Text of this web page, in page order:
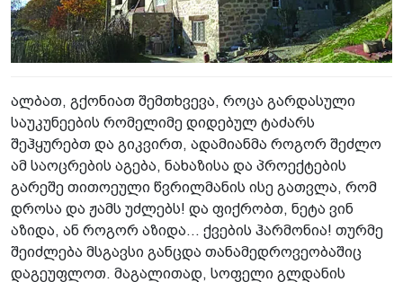
ალბათ, გქონიათ შემთხვევა, როცა გარდასული
საუკუნეების რომელიმე დიდებულ ტაძარს
შეჰყურებთ და გიკვირთ, ადამიანმა როგორ შეძლო
ამ საოცრების აგება, ნახაზისა და პროექტების
გარეშე თითოეული წვრილმანის ისე გათვლა, რომ
დროსა და ჟამს უძლებს! და ფიქრობთ, ნეტა ვინ
აზიდა, ან როგორ აზიდა... ქვების ჰარმონია! თურმე
შეიძლება მსგავსი განცდა თანამედროვეობაშიც
დაგეუფლოთ. მაგალითად, სოფელი გლდანის